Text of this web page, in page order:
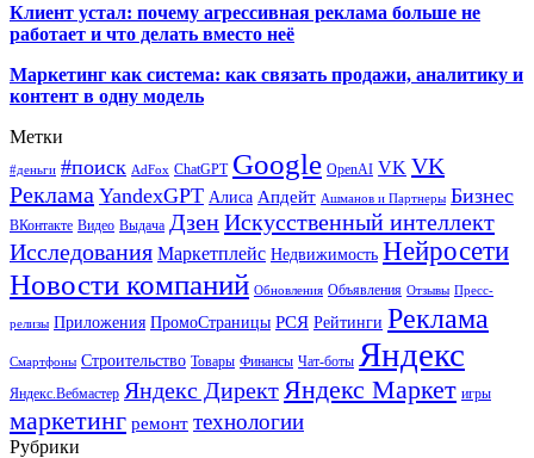
Клиент устал: почему агрессивная реклама больше не
работает и что делать вместо неё
Маркетинг как система: как связать продажи, аналитику и
контент в одну модель
Метки
#деньги #поиск AdFox ChatGPT Google OpenAI VK VK
Реклама YandexGPT Алиса Апдейт Ашманов и Партнеры Бизнес
ВКонтакте Видео Выдача ДзенИскусственный интеллект
Исследования Маркетплейс Недвижимость Нейросети
Новости компаний Обновления Объявления Отзывы Пресс-
релизы Приложения ПромоСтраницы РСЯ Рейтинги Реклама
Смартфоны Строительство Товары Финансы Чат-боты Яндекс
Яндекс.Вебмастер Яндекс Директ Яндекс Маркет игры
маркетинг ремонт технологии
Рубрики